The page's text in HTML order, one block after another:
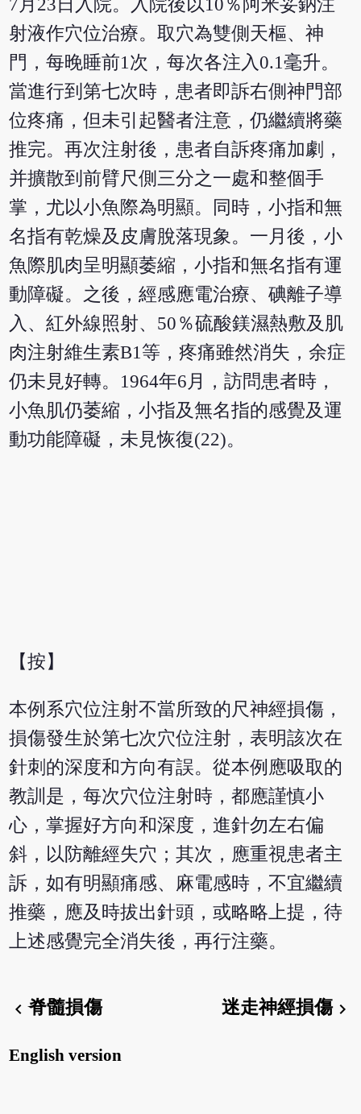
7月23日入院。入院後以10％阿米妥鈉注
射液作穴位治療。取穴為雙側天樞、神
門，每晚睡前1次，每次各注入0.1毫升。
當進行到第七次時，患者即訴右側神門部
位疼痛，但未引起醫者注意，仍繼續將藥
推完。再次注射後，患者自訴疼痛加劇，
并擴散到前臂尺側三分之一處和整個手
掌，尤以小魚際為明顯。同時，小指和無
名指有乾燥及皮膚脫落現象。一月後，小
魚際肌肉呈明顯萎縮，小指和無名指有運
動障礙。之後，經感應電治療、碘離子導
入、紅外線照射、50％硫酸鎂濕熱敷及肌
肉注射維生素B1等，疼痛雖然消失，余症
仍未見好轉。1964年6月，訪問患者時，
小魚肌仍萎縮，小指及無名指的感覺及運
動功能障礙，未見恢復(22)。
【按】
本例系穴位注射不當所致的尺神經損傷，
損傷發生於第七次穴位注射，表明該次在
針刺的深度和方向有誤。從本例應吸取的
教訓是，每次穴位注射時，都應謹慎小
心，掌握好方向和深度，進針勿左右偏
斜，以防離經失穴；其次，應重視患者主
訴，如有明顯痛感、麻電感時，不宜繼續
推藥，應及時拔出針頭，或略略上提，待
上述感覺完全消失後，再行注藥。
chevron_left脊髓損傷 迷走神經損傷chevron_right
English version